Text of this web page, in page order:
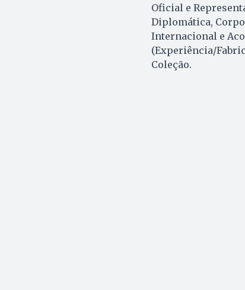
Oficial e
Diplomática,
Internacional e
(Experiência/
Coleção.